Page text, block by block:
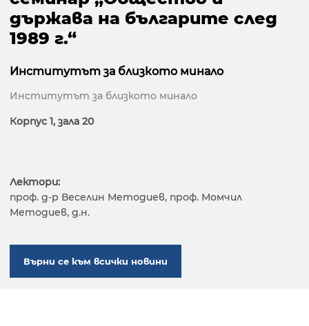
държава на българите след
1989 г.“
Институтът за близкото минало
Институтът за близкото минало
Корпус 1, зала 20
Лектори:
проф. д-р Веселин Методиев, проф. Момчил
Методиев, д.н.
Върни се към всички новини